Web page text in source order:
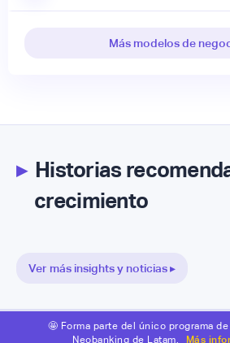
Más modelos de
▸Historias
crecimiento
Ver más insights y noticias ▸
🤩 Forma parte del único programa
Neobanking de Latam.
Más